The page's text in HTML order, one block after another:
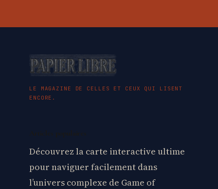
LE MAGAZINE DE CELLES ET CEUX QUI LISENT
ENCORE.
Découvrez la carte interactive ultime
pour naviguer facilement dans
l’univers complexe de Game of